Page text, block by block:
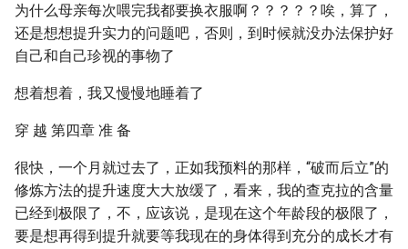
为什么母亲每次喂完我都要换衣服啊？？？？？唉，算了，
还是想想提升实力的问题吧，否则，到时候就没办法保护好
自己和自己珍视的事物了
想着想着，我又慢慢地睡着了
穿 越 第四章 准 备
很快，一个月就过去了，正如我预料的那样，“破而后立”的
修炼方法的提升速度大大放缓了，看来，我的查克拉的含量
已经到极限了，不，应该说，是现在这个年龄段的极限了，
要是想再得到提升就要等我现在的身体得到充分的成长才有